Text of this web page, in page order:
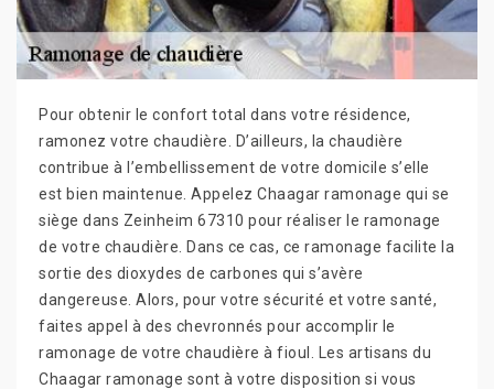
Pour obtenir le confort total dans votre résidence,
ramonez votre chaudière. D’ailleurs, la chaudière
contribue à l’embellissement de votre domicile s’elle
est bien maintenue. Appelez Chaagar ramonage qui se
siège dans Zeinheim 67310 pour réaliser le ramonage
de votre chaudière. Dans ce cas, ce ramonage facilite la
sortie des dioxydes de carbones qui s’avère
dangereuse. Alors, pour votre sécurité et votre santé,
faites appel à des chevronnés pour accomplir le
ramonage de votre chaudière à fioul. Les artisans du
Chaagar ramonage sont à votre disposition si vous